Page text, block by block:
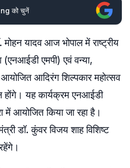
को चुनें
यादव आज भोपाल में राष्ट्रीय
एमपी) एवं वन्या,
आयोजित आदिरंग शिल्पकार महोत्सव
होंगे। यह कार्यक्रम एनआईडी
में आयोजित किया जा रहा है।
डॉ. कुंवर विजय शाह विशिष्ट